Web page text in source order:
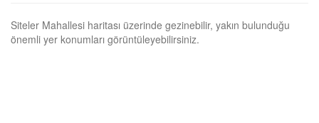
Siteler Mahallesi haritası üzerinde gezinebilir, yakın bulunduğu
önemli yer konumları görüntüleyebilirsiniz.